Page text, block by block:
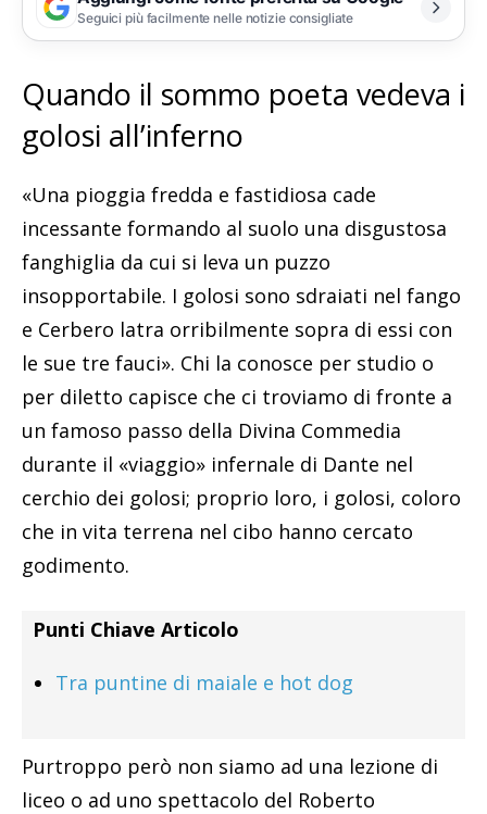
Seguici più facilmente nelle notizie consigliate
Quando il sommo poeta vedeva i
golosi all’inferno
«Una pioggia fredda e fastidiosa cade
incessante formando al suolo una disgustosa
fanghiglia da cui si leva un puzzo
insopportabile. I golosi sono sdraiati nel fango
e Cerbero latra orribilmente sopra di essi con
le sue tre fauci». Chi la conosce per studio o
per diletto capisce che ci troviamo di fronte a
un famoso passo della Divina Commedia
durante il «viaggio» infernale di Dante nel
cerchio dei golosi; proprio loro, i golosi, coloro
che in vita terrena nel cibo hanno cercato
godimento.
Punti Chiave Articolo
Tra puntine di maiale e hot dog
Purtroppo però non siamo ad una lezione di
liceo o ad uno spettacolo del Roberto